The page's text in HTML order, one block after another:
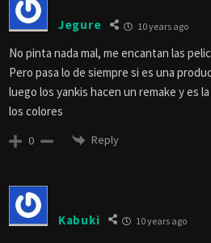
Jegure 10 years ago
No pinta nada mal, me encantan las
Pero pasa lo de siempre si es una
luego los yankis hacen un remake y es
los colores
0 Reply
Kabuki 10 years ago